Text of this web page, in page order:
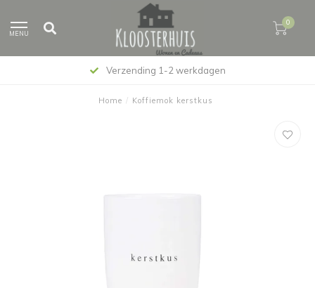
MENU
0
Verzending 1-2 werkdagen
Home / Koffiemok kerstkus